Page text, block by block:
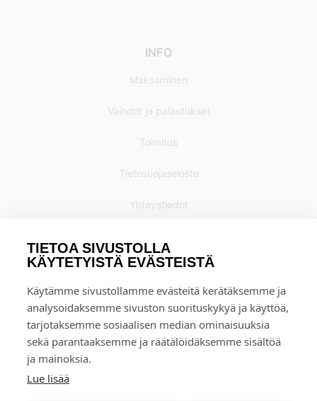
TIETOA SIVUSTOLLA
KÄYTETYISTÄ EVÄSTEISTÄ
Käytämme sivustollamme evästeitä kerätäksemme ja
analysoidaksemme sivuston suorituskykyä ja käyttöä,
tarjotaksemme sosiaalisen median ominaisuuksia
sekä parantaaksemme ja räätälöidäksemme sisältöä
ja mainoksia.
Lue lisää
INFO
Maksaminen
Vaihdot ja palautukset
Toimitus
Tietosuojaseloste
Yhteystiedot